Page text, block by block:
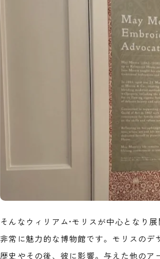
そんなウィリアム•モリスが中心となり
非常に魅力的な博物館です。モリスの
歴史やその後、彼に影響。与えた他のア